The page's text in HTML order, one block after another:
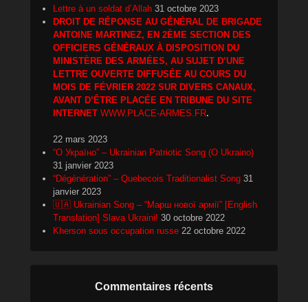
Lettre à un soldat d’Allah 31 octobre 2023
DROIT DE RÉPONSE AU GÉNÉRAL DE BRIGADE
ANTOINE MARTINEZ, EN 2ÈME SECTION DES
OFFICIERS GÉNÉRAUX À DISPOSITION DU
MINISTÈRE DES ARMÉES, AU SUJET D’UNE
LETTRE OUVERTE DIFFUSÉE AU COURS DU
MOIS DE FÉVRIER 2022 SUR DIVERS CANAUX,
AVANT D’ÊTRE PLACÉE EN TRIBUNE DU SITE
INTERNET WWW.PLACE-ARMES.FR.
22 mars 2023
“О Україно” – Ukrainian Patriotic Song (O Ukraino)
31 janvier 2023
“Dégénération” – Quebecois Traditionalist Song 31
janvier 2023
🇺🇦 Ukrainian Song – “Марш нової армії” [English
Translation] Slava Ukraini! 30 octobre 2022
Kherson sous occupation russe 22 octobre 2022
Commentaires récents